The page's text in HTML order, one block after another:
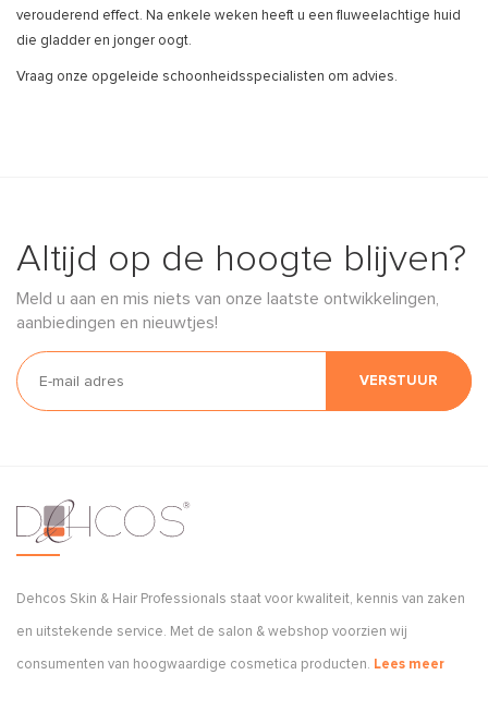
verouderend effect. Na enkele weken heeft u een fluweelachtige huid
die gladder en jonger oogt.
Vraag onze opgeleide schoonheidsspecialisten om advies.
Altijd op de hoogte blijven?
Meld u aan en mis niets van onze laatste ontwikkelingen,
aanbiedingen en nieuwtjes!
VERSTUUR
Dehcos Skin & Hair Professionals staat voor kwaliteit, kennis van zaken
en uitstekende service. Met de salon & webshop voorzien wij
consumenten van hoogwaardige cosmetica producten. Lees meer